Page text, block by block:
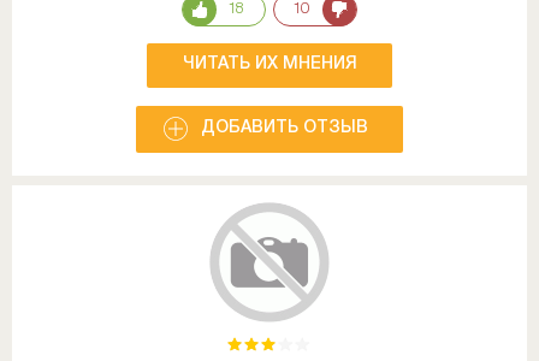
18 10
ЧИТАТЬ ИХ МНЕНИЯ
ДОБАВИТЬ ОТЗЫВ